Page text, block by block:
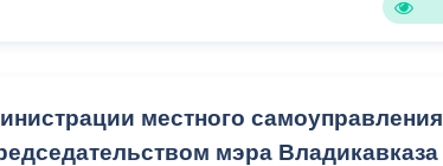
местного самоуправления
мэра Владикавказа